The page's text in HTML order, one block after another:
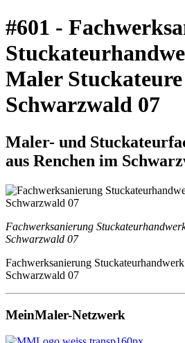
#601 -
Maler Stuckateure
Schwarzwald 07
Maler- und
aus Renchen im
Fachwerksanierung
Schwarzwald 07
Fachwerksanierung
Schwarzwald 07
MeinMaler-Netzwerk